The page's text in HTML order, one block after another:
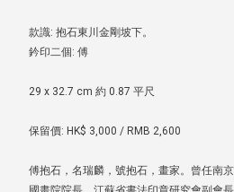
款識: 抱石東川金剛坡下。
鈐印二個: 傅
29 x 32.7 cm 約 0.87 平尺
保留價: HK$ 3,000 / RMB 2,600
傅抱石，名瑞麟，號抱石，畫家。曾任南